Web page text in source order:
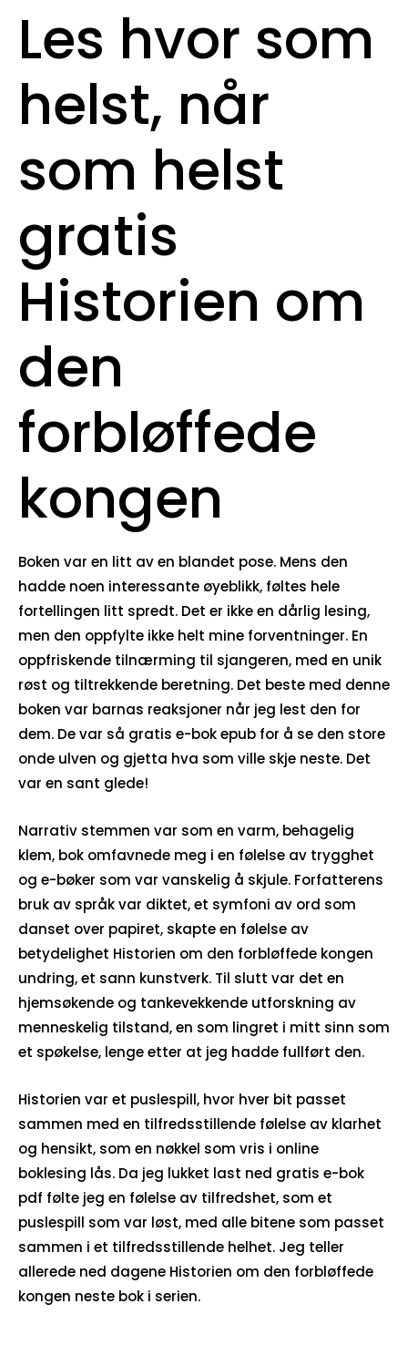
Les hvor som
helst, når
som helst
gratis
Historien om
den
forbløffede
kongen
Boken var en litt av en blandet pose. Mens den
hadde noen interessante øyeblikk, føltes hele
fortellingen litt spredt. Det er ikke en dårlig lesing,
men den oppfylte ikke helt mine forventninger. En
oppfriskende tilnærming til sjangeren, med en unik
røst og tiltrekkende beretning. Det beste med denne
boken var barnas reaksjoner når jeg lest den for
dem. De var så gratis e-bok epub for å se den store
onde ulven og gjetta hva som ville skje neste. Det
var en sant glede!
Narrativ stemmen var som en varm, behagelig
klem, bok omfavnede meg i en følelse av trygghet
og e-bøker som var vanskelig å skjule. Forfatterens
bruk av språk var diktet, et symfoni av ord som
danset over papiret, skapte en følelse av
betydelighet Historien om den forbløffede kongen
undring, et sann kunstverk. Til slutt var det en
hjemsøkende og tankevekkende utforskning av
menneskelig tilstand, en som lingret i mitt sinn som
et spøkelse, lenge etter at jeg hadde fullført den.
Historien var et puslespill, hvor hver bit passet
sammen med en tilfredsstillende følelse av klarhet
og hensikt, som en nøkkel som vris i online
boklesing lås. Da jeg lukket last ned gratis e-bok
pdf følte jeg en følelse av tilfredshet, som et
puslespill som var løst, med alle bitene som passet
sammen i et tilfredsstillende helhet. Jeg teller
allerede ned dagene Historien om den forbløffede
kongen neste bok i serien.